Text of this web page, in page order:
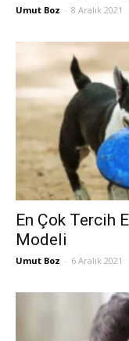
Umut Boz - 8 Aralık 2021
En Çok Tercih
Modeli
Umut Boz - 6 Aralık 2021